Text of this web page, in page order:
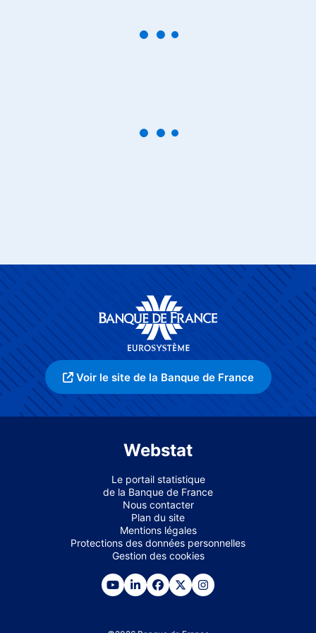
Voir le site de la Banque de France
Webstat
Le portail statistique
de la Banque de France
Nous contacter
Plan du site
Mentions légales
Protections des données personnelles
Gestion des cookies